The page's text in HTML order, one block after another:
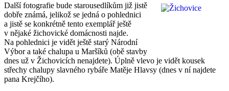
Další fotografie bude starousedlíkům již jistě
dobře známá, jelikož se jedná o pohlednici
a jistě se konkrétně tento exemplář ještě
v nějaké žichovické domácnosti najde.
Na pohlednici je vidět ještě starý Národní
Výbor a také chalupa u Maršíků (obě stavby
dnes už v Žichovicích nenajdete). Úplně vlevo je vidět kousek
střechy chalupy slavného rybáře Matěje Hlavsy (dnes v ní najdete
pana Krejčího).